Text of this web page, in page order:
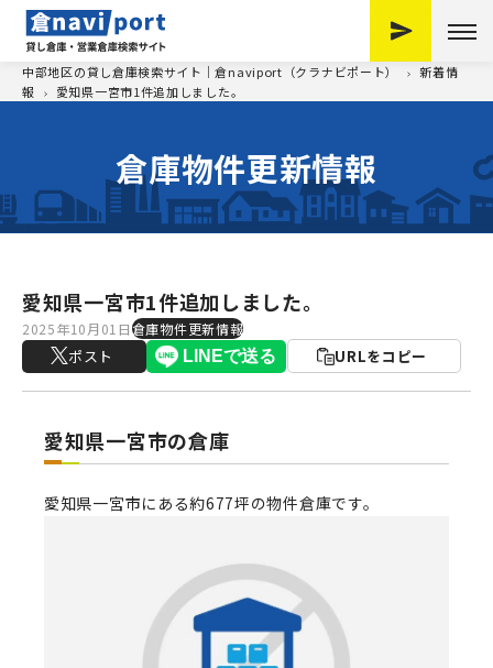
中部地区の貸し倉庫検索サイト｜倉naviport（クラナビポート）
新着情
報
愛知県一宮市1件追加しました。
倉庫物件更新情報
愛知県一宮市1件追加しました。
2025年10月01日倉庫物件更新情報
ポスト URLをコピー
愛知県一宮市の倉庫
愛知県一宮市にある約677坪の物件倉庫です。